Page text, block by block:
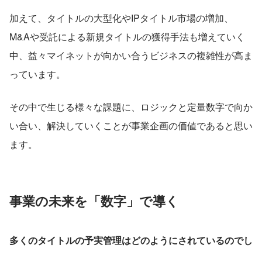
加えて、タイトルの大型化やIPタイトル市場の増加、
M&Aや受託による新規タイトルの獲得手法も増えていく
中、益々マイネットが向かい合うビジネスの複雑性が高ま
っています。
その中で生じる様々な課題に、ロジックと定量数字で向か
い合い、解決していくことが事業企画の価値であると思い
ます。
事業の未来を「数字」で導く
多くのタイトルの予実管理はどのようにされているのでし